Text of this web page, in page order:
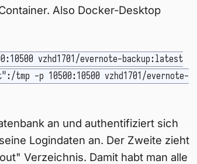
Also Docker-Desktop
vzhd1701/evernote-backup:latest
-p 10500:10500 vzhd1701/evernote-
an und authentifiziert sich
Logindaten an. Der Zweite zieht
Verzeichnis. Damit habt man alle